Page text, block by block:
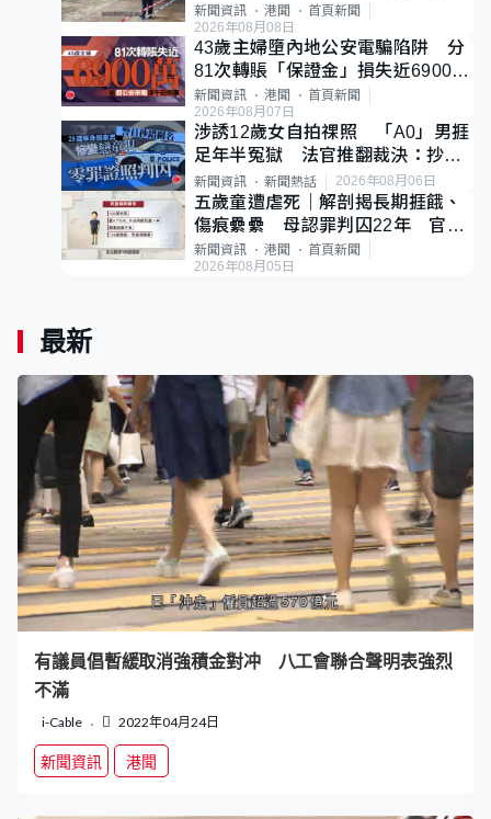
鄰居後墮斃
新聞資訊 港聞
首頁新聞
2026年08月08日
43歲主婦墮內地公安電騙陷阱 分
81次轉賬「保證金」損失近6900萬
元
新聞資訊 港聞
首頁新聞
2026年08月07日
涉誘12歲女自拍祼照 「A0」男捱
足年半冤獄 法官推翻裁決：抄錯
標點
新聞資訊 新聞熱話 2026年08月06日
五歲童遭虐死｜解剖揭長期捱餓、
傷痕纍纍 母認罪判囚22年 官斥
冷血：同類案最惡劣
新聞資訊 港聞
首頁新聞
2026年08月05日
最新
有議員倡暫緩取消強積金對冲 八工會聯合聲明表強烈
不滿
i-Cable 2022年04月24日
新聞資訊 港聞